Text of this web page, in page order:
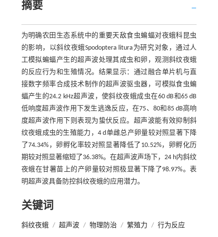
摘要
为明确农田生态系统中的重要天敌食虫蝙蝠对夜蛾科昆虫
的影响，以斜纹夜蛾Spodoptera litura为研究对象，通过人
工模拟蝙蝠产生的超声波处理其成虫和卵，观测斜纹夜蛾
的反应行为和生殖情况。结果显示：通过融合单片机与直
接数字频率合成技术制作的超声波驱虫器，可模拟食虫蝙
蝠产生的24.2 kHz超声波，使斜纹夜蛾成虫在60 dB和65 dB
低响度超声波作用下发生逃逸反应，在75、80和85 dB高响
度超声波作用下则表现为蛰伏反应。超声波能有效抑制斜
纹夜蛾成虫的生殖能力，4 d单雌总产卵量较对照显著下降
了74.34%，卵孵化率较对照显著降低了10.52%，卵孵化历
期较对照显著缩短了36.38%。在超声波声场下，24 h内斜纹
夜蛾在甘薯苗上的产卵量较对照极显著下降了98.97%。表
明超声波具备防控斜纹夜蛾的应用潜力。
关键词
斜纹夜蛾 / 超声波 / 物理防治 / 繁殖力 / 行为反应